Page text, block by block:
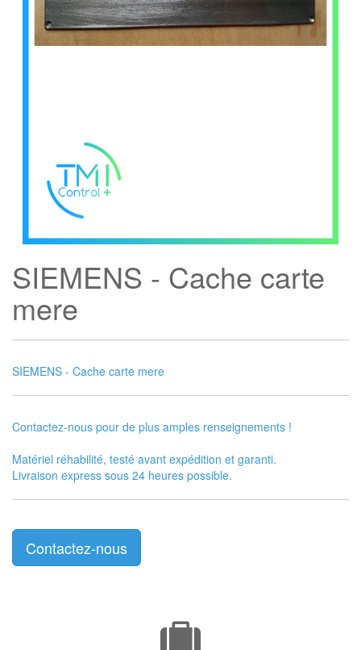
SIEMENS - Cache carte
mere
SIEMENS - Cache carte mere
Contactez-nous pour de plus amples renseignements !
Matériel réhabilité, testé avant expédition et garanti.
Livraison express sous 24 heures possible.
Contactez-nous